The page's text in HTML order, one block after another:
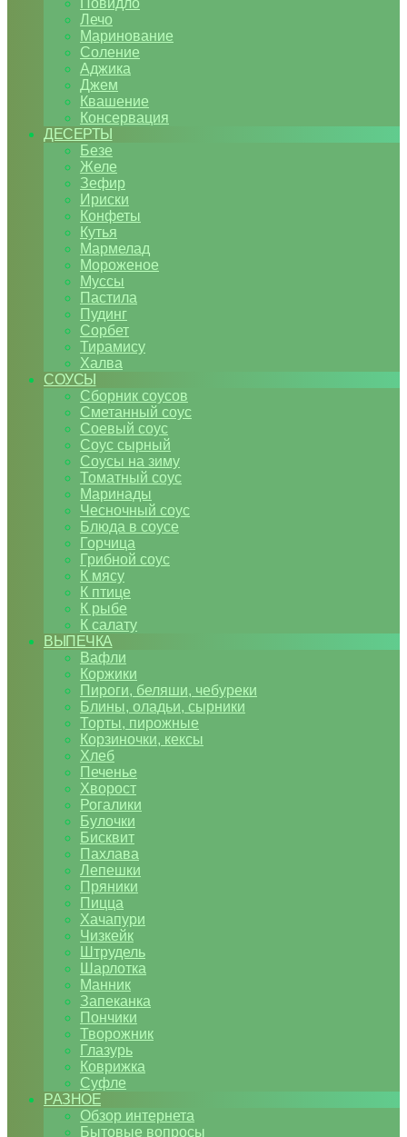
Повидло
Лечо
Маринование
Соление
Аджика
Джем
Квашение
Консервация
ДЕСЕРТЫ
Безе
Желе
Зефир
Ириски
Конфеты
Кутья
Мармелад
Мороженое
Муссы
Пастила
Пудинг
Сорбет
Тирамису
Халва
СОУСЫ
Сборник соусов
Сметанный соус
Соевый соус
Соус сырный
Соусы на зиму
Томатный соус
Маринады
Чесночный соус
Блюда в соусе
Горчица
Грибной соус
К мясу
К птице
К рыбе
К салату
ВЫПЕЧКА
Вафли
Коржики
Пироги, беляши, чебуреки
Блины, оладьи, сырники
Торты, пирожные
Корзиночки, кексы
Хлеб
Печенье
Хворост
Рогалики
Булочки
Бисквит
Пахлава
Лепешки
Пряники
Пицца
Хачапури
Чизкейк
Штрудель
Шарлотка
Манник
Запеканка
Пончики
Творожник
Глазурь
Коврижка
Суфле
РАЗНОЕ
Обзор интернета
Бытовые вопросы